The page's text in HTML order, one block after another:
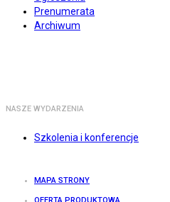
Prenumerata
Archiwum
NASZE WYDARZENIA
Szkolenia i konferencje
MAPA STRONY